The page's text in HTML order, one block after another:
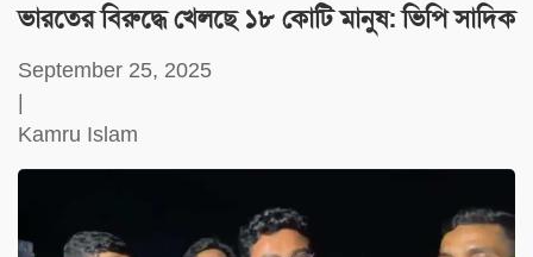
ভারতের বিরুদ্ধে খেলছে ১৮ কোটি মানুষ: ভিপি সাদিক
September 25, 2025
|
Kamru Islam